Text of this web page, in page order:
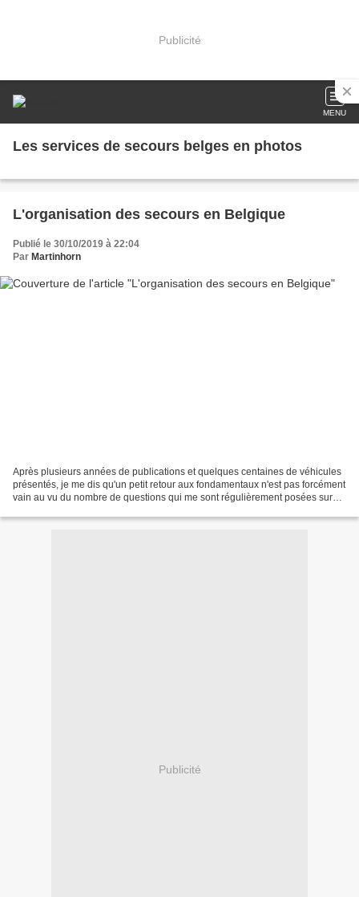
Publicité
MENU
Les services de secours belges en photos
L'organisation des secours en Belgique
Publié le 30/10/2019 à 22:04
Par Martinhorn
Après plusieurs années de publications et quelques centaines de véhicules
présentés, je me dis qu'un petit retour aux fondamentaux n'est pas forcément
vain au vu du nombre de questions qui me sont régulièrement posées sur
Publicité